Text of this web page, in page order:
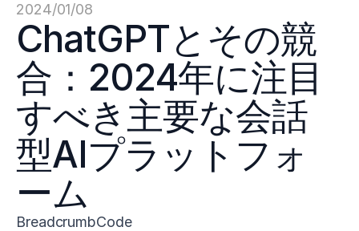
2024/01/08
ChatGPTとその競
合：2024年に注目
すべき主要な会話
型AIプラットフォ
ーム
BreadcrumbCode